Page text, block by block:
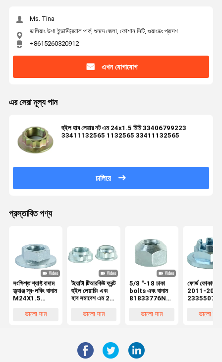
Ms. Tina
ডালিয়াং উশা ইন্ডাস্ট্রিয়াল পার্ক, শুনদে জেলা, ফোশান সিটি, গুয়াংডং প্রদেশ
+8615260320912
এখন যোগাযোগ
এর সেরা মূল্য পান
হুইল হাব লেয়ার নট এম 24x1.5 মিমি 33406799223
33411132565 1132565 33411132565
চালিয়ে
প্রস্তাবিত পণ্য
সংক্ষিপ্ত শ্যাফ্ট বাদাম
ফ্ল্যাঞ্জ স্ব-লকিং বাদাম
M24X1.5
902330006
ভালো দাম
টয়োটা টিআরকিউ ফ্রন্ট
হুইল লেয়ারিং এবং
হাব সমাবেশ এম 25
কোয়ালিটি ড্রাইভ
1004980651
1004980627
ভালো দাম
5/8 "-18 চাকা
bolts এবং বাদাম
81833776N
উচ্চ শক্তি 1.5mm
ভালো দাম
ফোর্ড ফোকাস
2011-2006
2335507
AA এর জন্য
ভালো দাম